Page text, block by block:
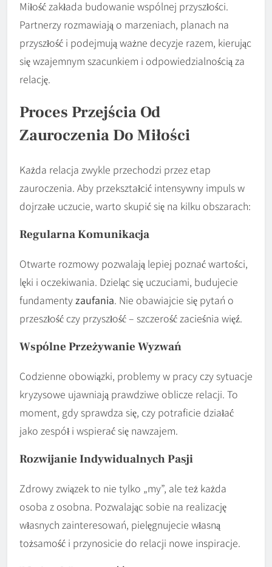
Miłość zakłada budowanie wspólnej przyszłości.
Partnerzy rozmawiają o marzeniach, planach na
przyszłość i podejmują ważne decyzje razem, kierując
się wzajemnym szacunkiem i odpowiedzialnością za
relację.
Proces Przejścia Od
Zauroczenia Do Miłości
Każda relacja zwykle przechodzi przez etap
zauroczenia. Aby przekształcić intensywny impuls w
dojrzałe uczucie, warto skupić się na kilku obszarach:
RegularnaKomunikacja
Otwarte rozmowy pozwalają lepiej poznać wartości,
lęki i oczekiwania. Dzieląc się uczuciami, budujecie
fundamenty zaufania. Nie obawiajcie się pytań o
przeszłość czy przyszłość – szczerość zacieśnia więź.
Wspólne Przeżywanie Wyzwań
Codzienne obowiązki, problemy w pracy czy sytuacje
kryzysowe ujawniają prawdziwe oblicze relacji. To
moment, gdy sprawdza się, czy potraficie działać
jako zespół i wspierać się nawzajem.
Rozwijanie Indywidualnych Pasji
Zdrowy związek to nie tylko „my”, ale też każda
osoba z osobna. Pozwalając sobie na realizację
własnych zainteresowań, pielęgnujecie własną
tożsamość i przynosicie do relacji nowe inspiracje.